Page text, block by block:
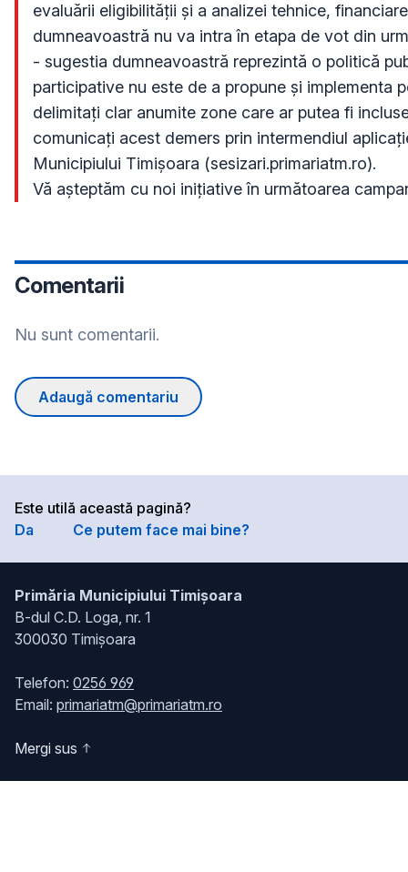
evaluării eligibilității și a analizei tehnice,
dumneavoastră nu va intra în etapa de vot din
- sugestia dumneavoastră reprezintă o politică
participative nu este de a propune și implementa
delimitați clar anumite zone care ar putea fi
comunicați acest demers prin intermendiul
Municipiului Timișoara (sesizari.primariatm.ro).
Vă așteptăm cu noi inițiative în următoarea
Comentarii
Nu sunt comentarii.
Adaugă comentariu
Este utilă această pagină?
Da
Ce putem face mai bine?
Primăria Municipiului Timișoara
B-dul C.D. Loga, nr. 1
300030 Timișoara
Telefon: 0256 969
Email: primariatm@primariatm.ro
Mergi sus